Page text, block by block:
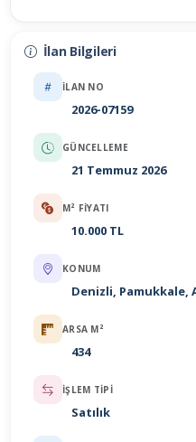
İlan Bilgileri
İLAN NO
2026-07159
GÜNCELLEME
21 Temmuz 2026
M² FIYATI
10.000 TL
KONUM
Denizli, Pamukkale,
ARSA M²
434
İŞLEM TIPI
Satılık